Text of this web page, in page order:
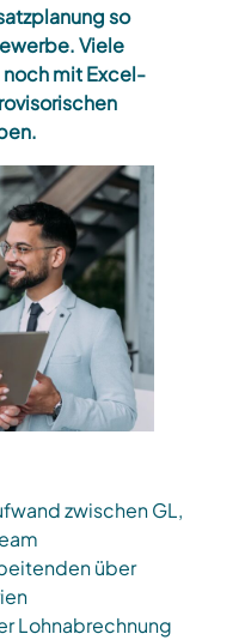
so
Viele
mit Excel-
zwischen GL,
über
Lohnabrechnung